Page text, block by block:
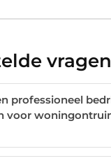
vragen
professioneel
voor